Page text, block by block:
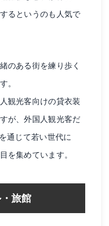
るというのも人気で
のある街を練り歩く
。
観光客向けの貸衣装
が、外国人観光客だ
通じて若い世代に
を集めています。
旅館